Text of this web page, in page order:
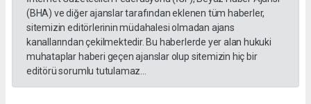
(BHA) ve diğer ajanslar tarafından eklenen tüm haberler,
sitemizin editörlerinin müdahalesi olmadan ajans
kanallarından çekilmektedir. Bu haberlerde yer alan hukuki
muhataplar haberi geçen ajanslar olup sitemizin hiç bir
editörü sorumlu tutulamaz...